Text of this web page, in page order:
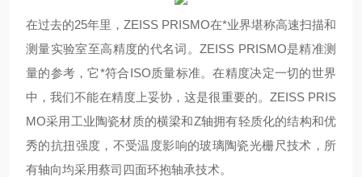
在过去的25年里，ZEISS PRISMO在*业界堪称高速扫描和
测量实验室至高精度的代名词。ZEISS PRISMO是精准测
量的参考，它*符合ISO质量标准。在精度决定一切的世界
中，我们不能在精度上妥协，这是很重要的。ZEISS PRIS
MO采用工业陶瓷材质的横梁和Z轴拥有轻质化的结构和优
秀的抗扭强度，不受温度影响的玻璃陶瓷光栅尺技术，所
有轴向均采用蔡司四面环抱轴承技术。